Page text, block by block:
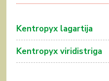
Kentropyx lagartija
Kentropyx viridistriga